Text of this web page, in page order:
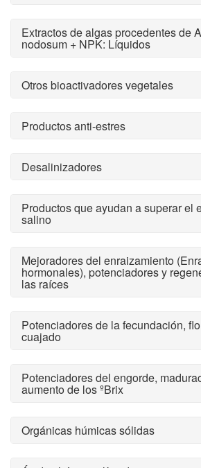
Extractos de algas procedentes de
nodosum + NPK: Líquidos
Otros bioactivadores vegetales
Productos anti-estres
Desalinizadores
Productos que ayudan a superar el
salino
Mejoradores del enraizamiento
hormonales), potenciadores y
las raíces
Potenciadores de la fecundación,
cuajado
Potenciadores del engorde,
aumento de los ºBrix
Orgánicas húmicas sólidas